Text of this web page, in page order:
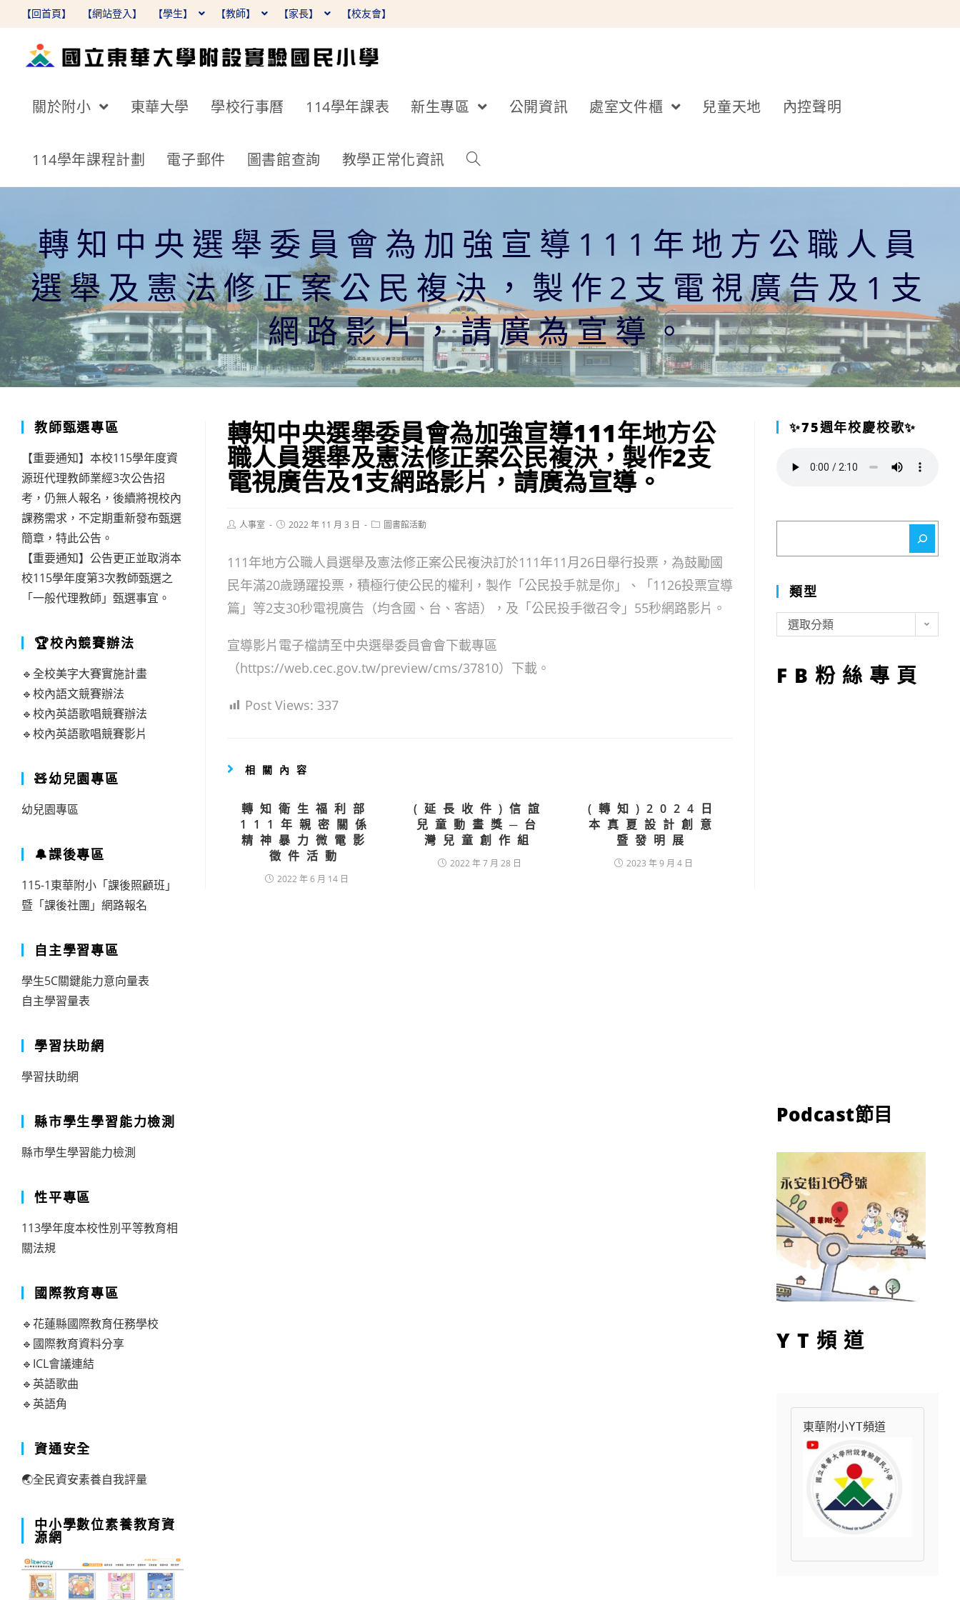
【回首頁】 【網站登入】 【學生】 【教師】 【家長】 【校友會】
關於附小 東華大學 學校行事曆 114學年課表 新生專區 公開資訊 處室文件櫃 兒童天地 內控聲明
114學年課程計劃 電子郵件 圖書館查詢 教學正常化資訊
轉知中央選舉委員會為加強宣導111年地方公職人員
選舉及憲法修正案公民複決，製作2支電視廣告及1支
網路影片，請廣為宣導。
轉知中央選舉委員會為加強宣導111年地方公
職人員選舉及憲法修正案公民複決，製作2支
電視廣告及1支網路影片，請廣為宣導。
Post人事室
Post2022 年 11 月 3 日
Post圖書館活動
111年地方公職人員選舉及憲法修正案公民複決訂於111年11月26日舉行投票，為鼓勵國
民年滿20歲踴躍投票，積極行使公民的權利，製作「公民投手就是你」、「1126投票宣導
篇」等2支30秒電視廣告（均含國、台、客語），及「公民投手徵召令」55秒網路影片。
宣導影片電子檔請至中央選舉委員會會下載專區
（https://web.cec.gov.tw/preview/cms/37810）下載。
Post Views: 337
相關內容
轉知衛生福利部
111年親密關係
精神暴力微電影
徵件活動
2022 年 6 月 14 日
(延長收件)信誼
兒童動畫獎─台
灣兒童創作組
2022 年 7 月 28 日
(轉知)2024日
本真夏設計創意
暨發明展
2023 年 9 月 4 日
教師甄選專區
【重要通知】本校115學年度資
源班代理教師業經3次公告招
考，仍無人報名，後續將視校內
課務需求，不定期重新發布甄選
簡章，特此公告。
【重要通知】公告更正並取消本
校115學年度第3次教師甄選之
「一般代理教師」甄選事宜。
🏆校內競賽辦法
🔹全校美字大賽實施計畫
🔹校內語文競賽辦法
🔹校內英語歌唱競賽辦法
🔹校內英語歌唱競賽影片
🧸幼兒園專區
幼兒園專區
🔔課後專區
115-1東華附小「課後照顧班」
暨「課後社團」網路報名
自主學習專區
學生5C關鍵能力意向量表
自主學習量表
學習扶助網
學習扶助網
縣市學生學習能力檢測
縣市學生學習能力檢測
性平專區
113學年度本校性別平等教育相
關法規
國際教育專區
🔹花蓮縣國際教育任務學校
🔹國際教育資料分享
🔹ICL會議連結
🔹英語歌曲
🔹英語角
資通安全
🌏全民資安素養自我評量
中小學數位素養教育資
源網
✨75週年校慶校歌✨
類型
型
選取分類
FB粉絲專頁
Podcast節目
YT頻道
東華附小YT頻道